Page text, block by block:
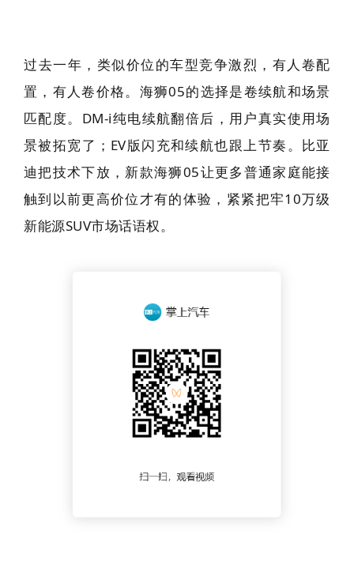
过去一年，类似价位的车型竞争激烈，有人卷配
置，有人卷价格。海狮05的选择是卷续航和场景
匹配度。DM-i纯电续航翻倍后，用户真实使用场
景被拓宽了；EV版闪充和续航也跟上节奏。比亚
迪把技术下放，新款海狮05让更多普通家庭能接
触到以前更高价位才有的体验，紧紧把牢10万级
新能源SUV市场话语权。